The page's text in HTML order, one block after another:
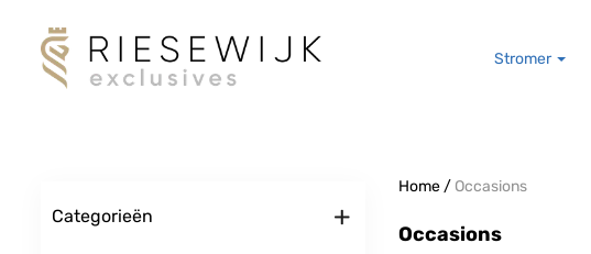
Stromer
Categorieën +
Home/ Occasions
Occasions